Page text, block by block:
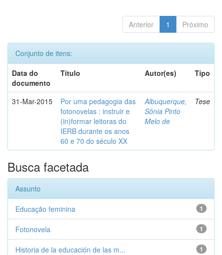
Anterior 1 Próximo
Conjunto de itens:
Data do
documento
Título Autor(es) Tipo
31-Mar-2015
Por uma pedagogia das
fotonovelas : instruir e
(in)formar leitoras do
IERB durante os anos
60 e 70 do século XX
Albuquerque,
Sônia Pinto
Melo de
Tese
Busca facetada
Assunto
1
Educação feminina
1
Fotonovela
1
Historia de la educación de las m...